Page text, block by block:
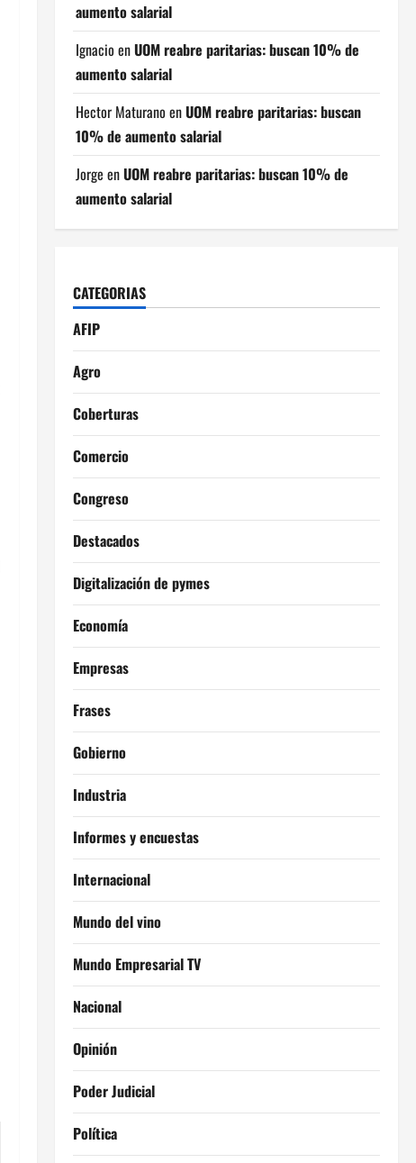
aumento salarial
Ignacio enUOM reabre paritarias: buscan 10% de
aumento salarial
Hector Maturano enUOM reabre paritarias: buscan
10% de aumento salarial
Jorge enUOM reabre paritarias: buscan 10% de
aumento salarial
CATEGORIAS
AFIP
Agro
Coberturas
Comercio
Congreso
Destacados
Digitalización de pymes
Economía
Empresas
Frases
Gobierno
Industria
Informes y encuestas
Internacional
Mundo del vino
Mundo Empresarial TV
Nacional
Opinión
Poder Judicial
Política